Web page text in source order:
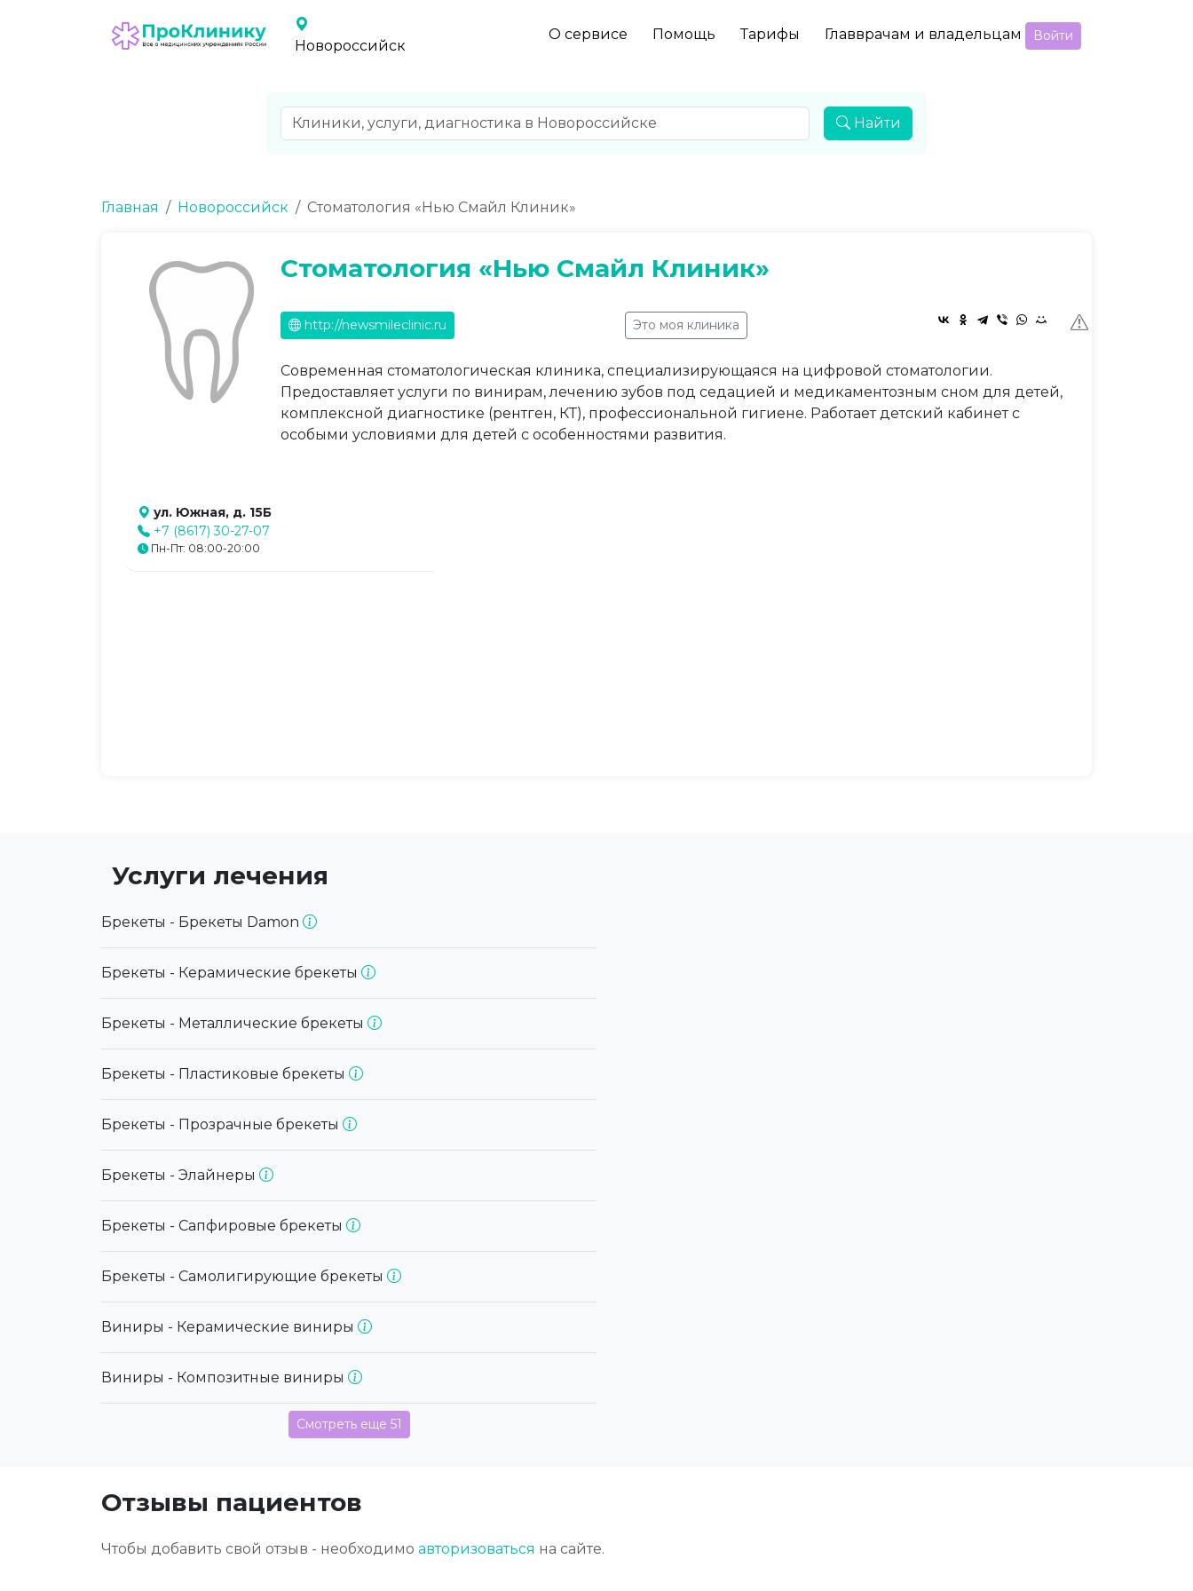
Новороссийск
О сервисе Помощь Тарифы Главврачам и владельцам Войти
Найти
Главная Новороссийск Стоматология «Нью Смайл Клиник»
Стоматология «Нью Смайл Клиник»
http://newsmileclinic.ru Это моя клиника
Современная стоматологическая клиника, специализирующаяся на цифровой стоматологии.
Предоставляет услуги по винирам, лечению зубов под седацией и медикаментозным сном для детей,
комплексной диагностике (рентген, КТ), профессиональной гигиене. Работает детский кабинет с
особыми условиями для детей с особенностями развития.
ул. Южная, д. 15Б
+7 (8617) 30-27-07
Пн-Пт: 08:00-20:00
Услуги лечения
Брекеты - Брекеты Damon
Брекеты - Керамические брекеты
Брекеты - Металлические брекеты
Брекеты - Пластиковые брекеты
Брекеты - Прозрачные брекеты
Брекеты - Элайнеры
Брекеты - Сапфировые брекеты
Брекеты - Самолигирующие брекеты
Виниры - Керамические виниры
Виниры - Композитные виниры
Смотреть еще 51
Отзывы пациентов
Чтобы добавить свой отзыв - необходимо авторизоваться на сайте.